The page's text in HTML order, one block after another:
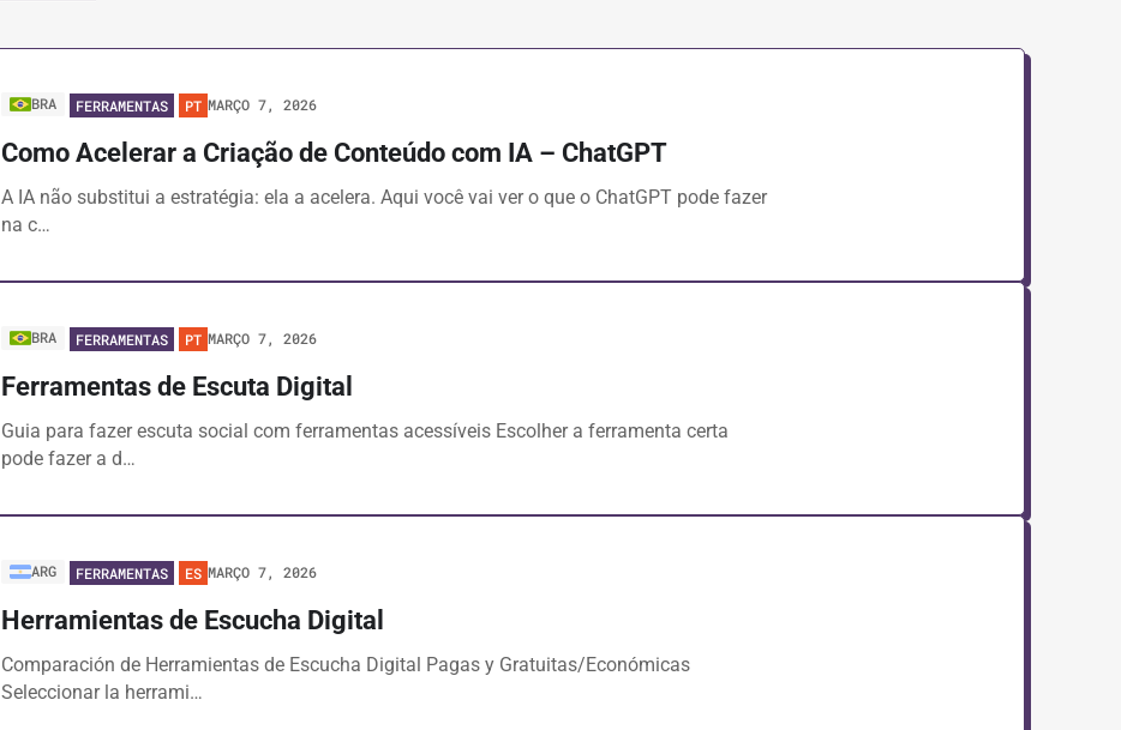
BRA FERRAMENTAS PT MARÇO 7, 2026
Como Acelerar a Criação de Conteúdo com IA – ChatGPT
A IA não substitui a estratégia: ela a acelera. Aqui você vai ver o que o ChatGPT pode fazer
na c…
BRA FERRAMENTAS PT MARÇO 7, 2026
Ferramentas de Escuta Digital
Guia para fazer escuta social com ferramentas acessíveis Escolher a ferramenta certa
pode fazer a d…
ARG FERRAMENTAS ES MARÇO 7, 2026
Herramientas de Escucha Digital
Comparación de Herramientas de Escucha Digital Pagas y Gratuitas/Económicas
Seleccionar la herrami…